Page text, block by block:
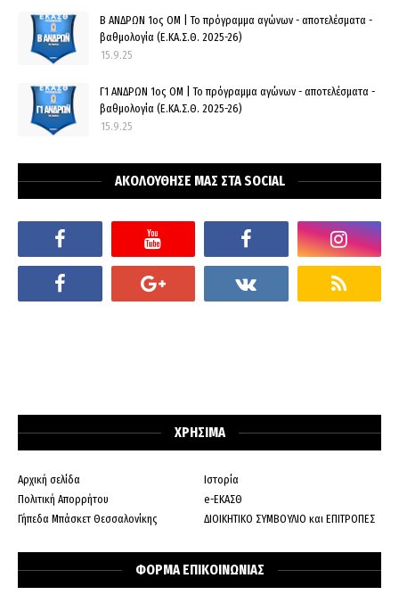
Β ΑΝΔΡΩΝ 1ος ΟΜ | Το πρόγραμμα αγώνων - αποτελέσματα -
βαθμολογία (Ε.ΚΑ.Σ.Θ. 2025-26)
15.9.25
Γ1 ΑΝΔΡΩΝ 1ος ΟΜ | Το πρόγραμμα αγώνων - αποτελέσματα -
βαθμολογία (Ε.ΚΑ.Σ.Θ. 2025-26)
15.9.25
ΑΚΟΛΟΥΘΗΣΕ ΜΑΣ ΣΤΑ SOCIAL
ΧΡΗΣΙΜΑ
Αρχική σελίδα
Ιστορία
Πολιτική Απορρήτου
e-ΕΚΑΣΘ
Γήπεδα Μπάσκετ Θεσσαλονίκης
ΔΙΟΙΚΗΤΙΚΟ ΣΥΜΒΟΥΛΙΟ και ΕΠΙΤΡΟΠΕΣ
ΦΟΡΜΑ ΕΠΙΚΟΙΝΩΝΙΑΣ